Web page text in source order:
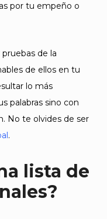
por tu empeño o
de la
de ellos en tu
lo más
palabras sino con
No te olvides de ser
.
lista de